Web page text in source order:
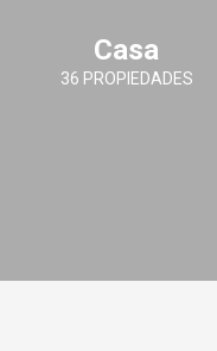
Casa
36 PROPIEDADES